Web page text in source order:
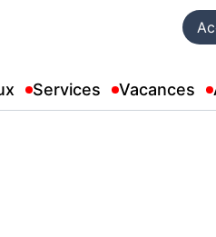
Services Vacances